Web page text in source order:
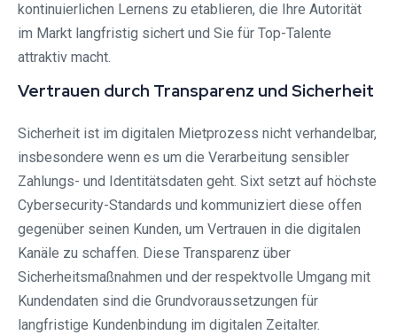
kontinuierlichen Lernens zu etablieren, die Ihre Autorität
im Markt langfristig sichert und Sie für Top-Talente
attraktiv macht.
Vertrauen durch Transparenz und Sicherheit
Sicherheit ist im digitalen Mietprozess nicht verhandelbar,
insbesondere wenn es um die Verarbeitung sensibler
Zahlungs- und Identitätsdaten geht. Sixt setzt auf höchste
Cybersecurity-Standards und kommuniziert diese offen
gegenüber seinen Kunden, um Vertrauen in die digitalen
Kanäle zu schaffen. Diese Transparenz über
Sicherheitsmaßnahmen und der respektvolle Umgang mit
Kundendaten sind die Grundvoraussetzungen für
langfristige Kundenbindung im digitalen Zeitalter.